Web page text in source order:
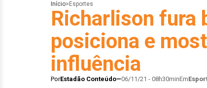
Início> Esportes
Richarlison fura
posiciona e
influência
PorEstadão Conteúdo 06/11/21 - 08h30minEm